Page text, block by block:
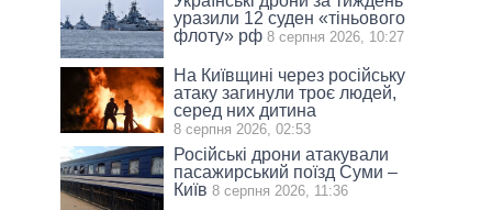
уразили 12 суден «тіньового
флоту» рф 8 серпня 2026, 10:27
На Київщині через російську
атаку загинули троє людей,
серед них дитина
8 серпня 2026, 02:53
Російські дрони атакували
пасажирський поїзд Суми –
Київ 8 серпня 2026, 11:36